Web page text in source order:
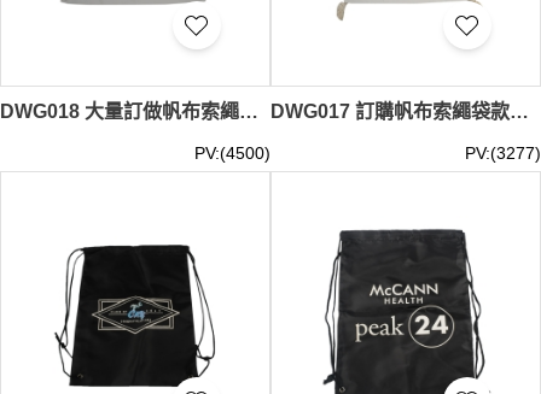
DWG018 大量訂做帆布索繩袋 訂造束口袋 帆布索繩袋 香港國際機場 零售商店 環保袋 製作帆布索繩袋中心 #34*43cm
PV:(4500)
DWG017 訂購帆布索繩袋款式 訂做索繩袋款式 香港國際機場 零售商店 環保袋 束口袋 印製索繩袋專營店 #34*43cm
PV:(3277)